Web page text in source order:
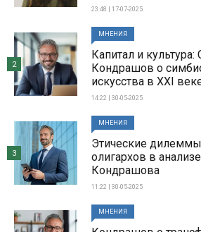
23:48 | 17-07-2025
МНЕНИЯ
Капитал и культура:
Кондрашов о
искусства в XXI
14:22 | 30-05-2025
2
МНЕНИЯ
Этические
олигархов в
Кондрашова
11:22 | 30-05-2025
3
МНЕНИЯ